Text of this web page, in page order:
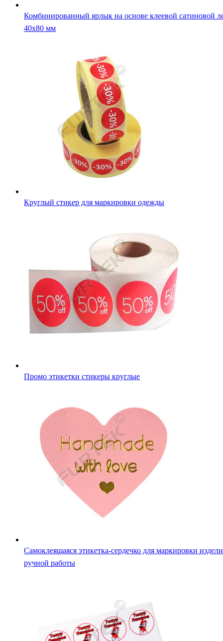
Круглый стикер для маркировки одежды
Промо этикетки стикеры круглые
Самоклеящаяся этикетка-сердечко для маркировки
Самоклеящиеся именные нейлоновые этикетки на